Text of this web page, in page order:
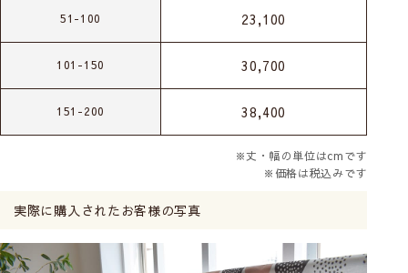
51-100 23,100
101-150 30,700
151-200 38,400
※丈・幅の単位はcmです
※価格は税込みです
実際に購入されたお客様の写真